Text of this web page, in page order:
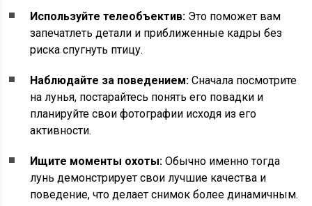
Используйте телеобъектив: Это поможет вам
запечатлеть детали и приближенные кадры без
риска спугнуть птицу.
Наблюдайте за поведением: Сначала посмотрите
на лунья, постарайтесь понять его повадки и
планируйте свои фотографии исходя из его
активности.
Ищите моменты охоты: Обычно именно тогда
лунь демонстрирует свои лучшие качества и
поведение, что делает снимок более динамичным.